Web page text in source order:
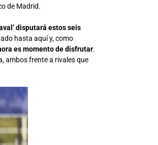
de Madrid.
disputará estos seis
hasta aquí y, como
es momento de disfrutar.
ambos frente a rivales que